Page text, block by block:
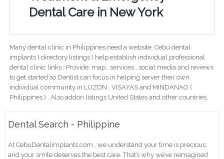
Dental Care in New York
Many dental clinic in Philippines need a website. Cebu dental
implants ( directory listings ) help establish individual professional
dental clinic links ; Provide; map , services , social media and reviews
to get started so Dentist can focus in helping server their own
individual community in LUZON , VISAYAS and MINDANAO (
Philippines ) . Also addon listings United States and other countries.
Dental Search - Philippine
At CebuDentalimplants.com , we understand your time is precious,
and your smile deserves the best care. That’s why we’ve reimagined